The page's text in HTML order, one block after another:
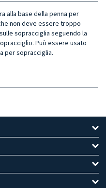
alla base della penna per
non deve essere troppo
sopracciglia seguendo la
Può essere usato
per sopracciglia.